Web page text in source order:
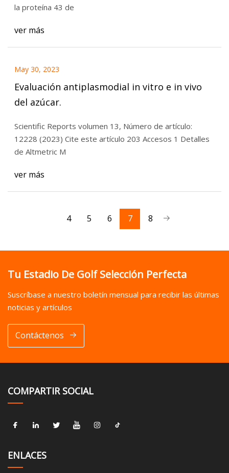
la proteína 43 de
ver más
May 30, 2023
Evaluación antiplasmodial in vitro e in vivo
del azúcar.
Scientific Reports volumen 13, Número de artículo:
12228 (2023) Cite este artículo 203 Accesos 1 Detalles
de Altmetric M
ver más
4 5 6 7 8
Tu Estadio De Golf Selección Perfecta
Suscríbase a nuestro boletín mensual para recibir las últimas
noticias y artículos
Contáctenos
COMPARTIR SOCIAL
ENLACES